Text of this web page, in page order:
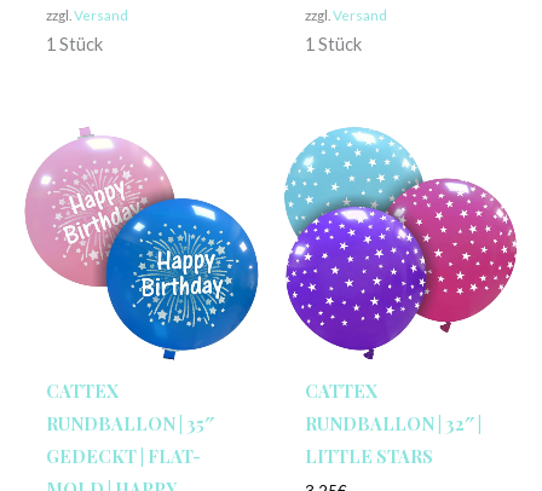
zzgl. Versand
1 Stück
zzgl. Versand
1 Stück
CATTEX
RUNDBALLON | 35″
GEDECKT | FLAT-
CATTEX
RUNDBALLON | 32″ |
LITTLE STARS